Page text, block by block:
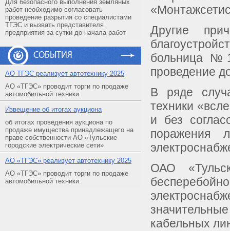
Для безопасного выполнения земляных
работ необходимо согласовать
проведение разрытия со специалистами
ТГЭС и вызвать представителя
предприятия за сутки до начала работ
СОБЫТИЯ
АO ТГЭС реализует автотехнику 2025
АО «ТГЭС» проводит торги по продаже
автомобильной техники.
Извещение об итогах аукциона
об итогах проведения аукциона по
продаже имущества принадлежащего на
праве собственности АО «Тульские
городские электрические сети»
АO «ТГЭС» реализует автотехнику 2025
АО «ТГЭС» проводит торги по продаже
автомобильной техники.
Другие
больница
проведение
В ряде
техники
и без
поражения
ОАО
кабельных